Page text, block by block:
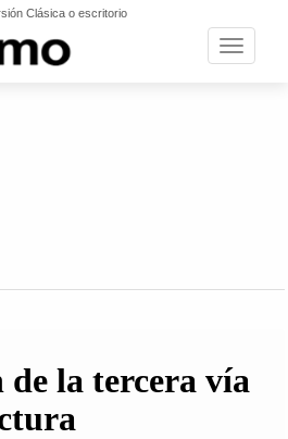
Clásica o escritorio
Toggle
la tercera vía